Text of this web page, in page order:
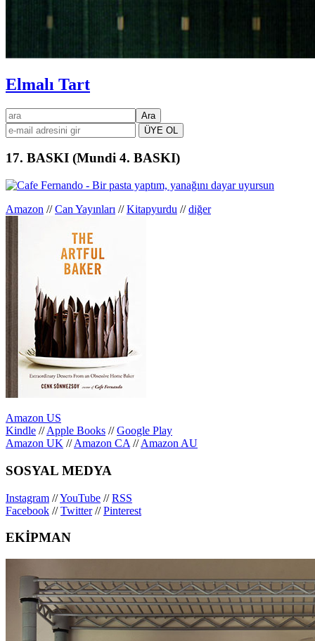
Elmalı Tart
Birincil
kenar
çubuğu
ara
17. BASKI (Mundi 4. BASKI)
Amazon //Can Yayınları //Kitapyurdu //diğer
Amazon US
Kindle //Apple Books //Google Play
Amazon UK //Amazon CA //Amazon AU
SOSYAL MEDYA
Instagram //YouTube //RSS
Facebook //Twitter//Pinterest
EKİPMAN